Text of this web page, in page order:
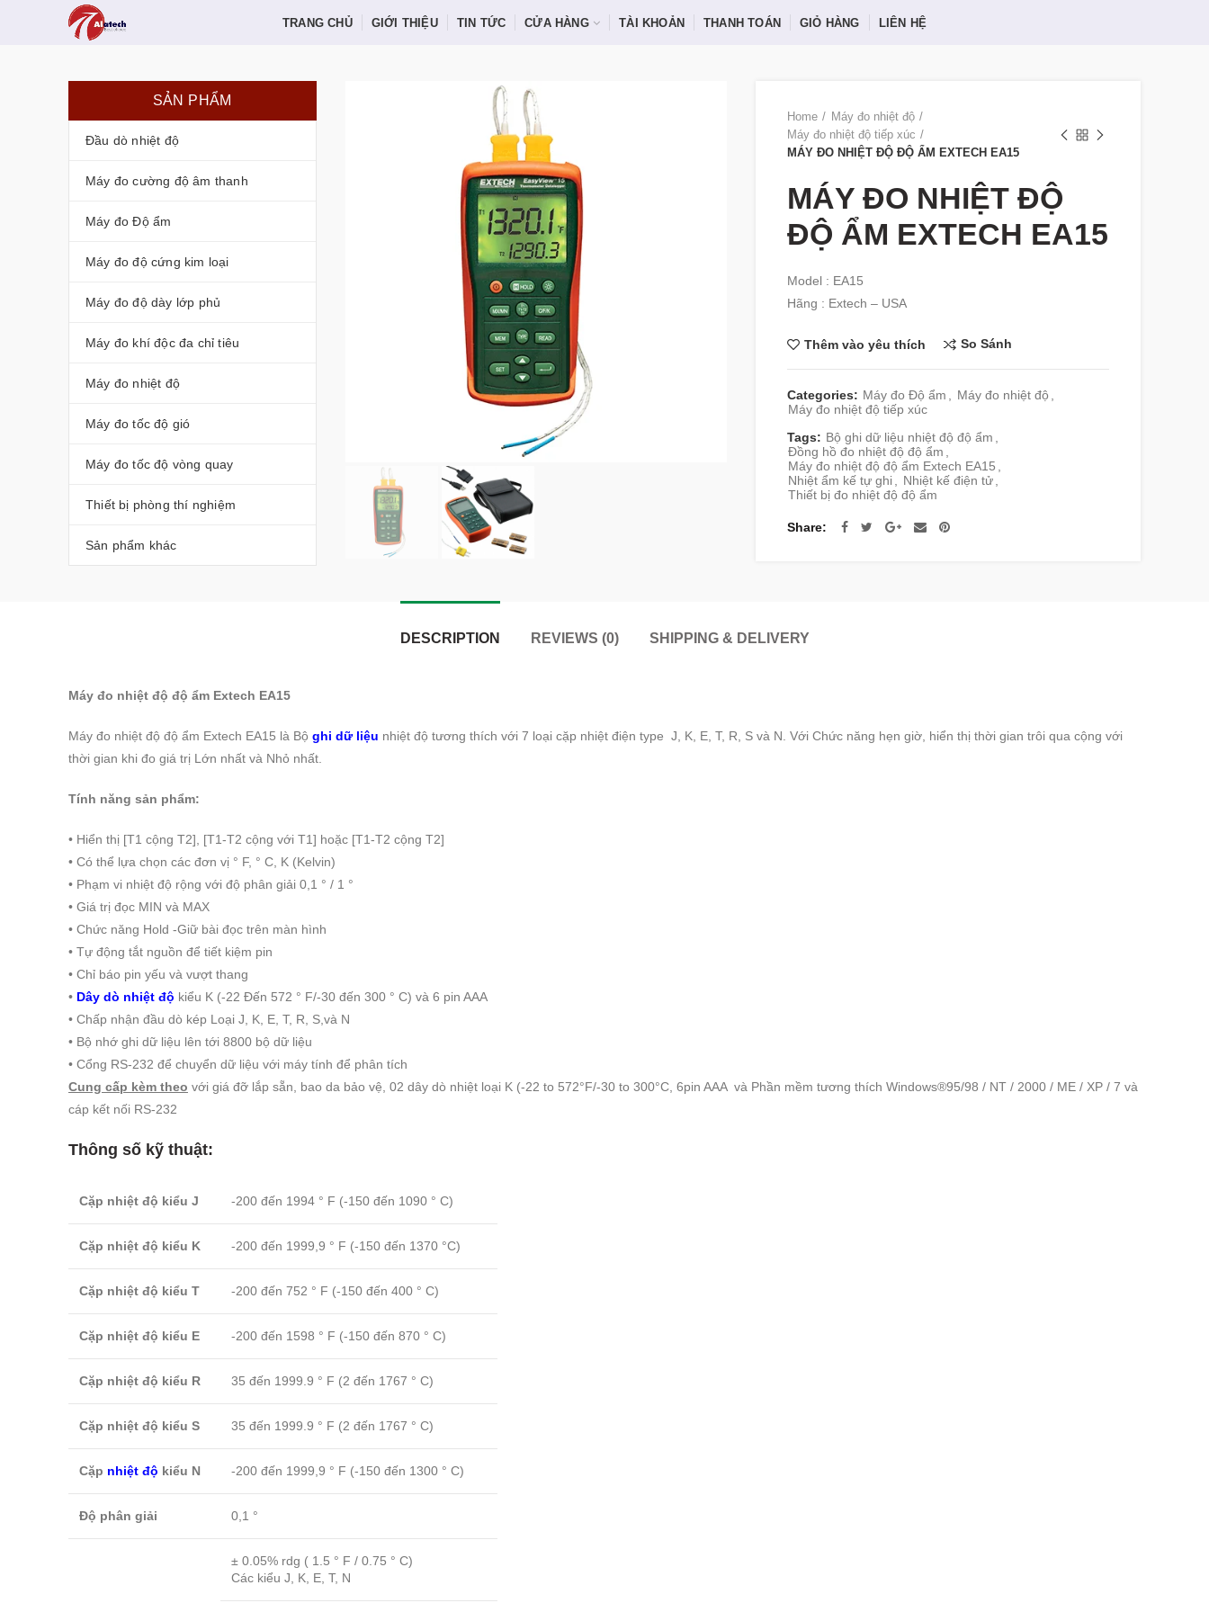
TRANG CHỦ GIỚI THIỆU TIN TỨC CỬA HÀNG TÀI KHOẢN THANH TOÁN GIỎ HÀNG LIÊN HỆ
Home
Máy đo nhiệt độ
Máy đo nhiệt độ tiếp xúc
MÁY ĐO NHIỆT ĐỘ ĐỘ ẨM EXTECH EA15
MÁY ĐO NHIỆT ĐỘ
ĐỘ ẨM EXTECH EA15
Model : EA15
Hãng : Extech – USA
Thêm vào yêu thích So Sánh
Categories: Máy đo Độ ẩm , Máy đo nhiệt độ ,
Máy đo nhiệt độ tiếp xúc
Tags: Bộ ghi dữ liệu nhiệt độ độ ẩm ,
Đồng hồ đo nhiệt độ độ ẩm ,
Máy đo nhiệt độ độ ẩm Extech EA15 ,
Nhiệt ẩm kế tự ghi , Nhiệt kế điện tử ,
Thiết bị đo nhiệt độ độ ẩm
Share
SẢN PHẨM
Đầu dò nhiệt độ
Máy đo cường độ âm thanh
Máy đo Độ ẩm
Máy đo độ cứng kim loại
Máy đo độ dày lớp phủ
Máy đo khí độc đa chỉ tiêu
Máy đo nhiệt độ
Máy đo tốc độ gió
Máy đo tốc độ vòng quay
Thiết bị phòng thí nghiệm
Sản phẩm khác
DESCRIPTION REVIEWS (0) SHIPPING & DELIVERY
Máy đo nhiệt độ độ ẩm Extech EA15
Máy đo nhiệt độ độ ẩm Extech EA15 là Bộ ghi dữ liệu nhiệt độ tương thích với 7 loại cặp nhiệt điện type J, K, E, T, R, S và N. Với Chức năng hẹn giờ, hiển thị thời gian trôi qua cộng với
thời gian khi đo giá trị Lớn nhất và Nhỏ nhất.
Tính năng sản phẩm:
• Hiển thị [T1 cộng T2], [T1-T2 cộng với T1] hoặc [T1-T2 cộng T2]
• Có thể lựa chọn các đơn vị ° F, ° C, K (Kelvin)
• Phạm vi nhiệt độ rộng với độ phân giải 0,1 ° / 1 °
• Giá trị đọc MIN và MAX
• Chức năng Hold -Giữ bài đọc trên màn hình
• Tự động tắt nguồn để tiết kiệm pin
• Chỉ báo pin yếu và vượt thang
• Dây dò nhiệt độ kiểu K (-22 Đến 572 ° F/-30 đến 300 ° C) và 6 pin AAA
• Chấp nhận đầu dò kép Loại J, K, E, T, R, S, và N
• Bộ nhớ ghi dữ liệu lên tới 8800 bộ dữ liệu
• Cổng RS-232 để chuyển dữ liệu với máy tính để phân tích
Cung cấp kèm theo với giá đỡ lắp sẵn, bao da bảo vệ, 02 dây dò nhiệt loại K (-22 to 572°F/-30 to 300°C, 6pin AAA và Phần mềm tương thích Windows®95/98 / NT / 2000 / ME / XP / 7 và
cáp kết nối RS-232
Thông số kỹ thuật:
Cặp nhiệt độ kiểu J -200 đến 1994 ° F (-150 đến 1090 ° C)
Cặp nhiệt độ kiểu K -200 đến 1999,9 ° F (-150 đến 1370 °C)
Cặp nhiệt độ kiểu T -200 đến 752 ° F (-150 đến 400 ° C)
Cặp nhiệt độ kiểu E -200 đến 1598 ° F (-150 đến 870 ° C)
Cặp nhiệt độ kiểu R 35 đến 1999.9 ° F (2 đến 1767 ° C)
Cặp nhiệt độ kiểu S 35 đến 1999.9 ° F (2 đến 1767 ° C)
Cặp nhiệt độ kiểu N -200 đến 1999,9 ° F (-150 đến 1300 ° C)
Độ phân giải 0,1 °
± 0.05% rdg ( 1.5 ° F / 0.75 ° C)
Các kiểu J, K, E, T, N